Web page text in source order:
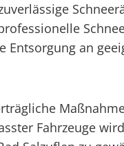
Entsorgung an
Fahrzeuge